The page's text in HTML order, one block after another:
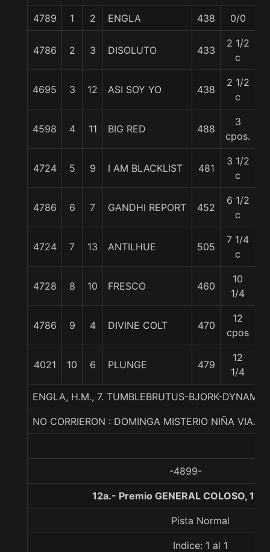
4789 1 2 ENGLA 438 0/0
4786 2 3 DISOLUTO 433
2 1/2
c
4695 3 12 ASI SOY YO 438
2 1/2
c
4598 4 11 BIG RED 488
3
cpos.
4724 5 9 I AM BLACKLIST 481
3 1/2
c
4786 6 7 GANDHI REPORT 452
6 1/2
c
4724 7 13 ANTILHUE 505
7 1/4
c
4728 8 10 FRESCO 460
10
1/4
4786 9 4 DIVINE COLT 470
12
cpos
4021 10 6 PLUNGE 479
12
1/4
ENGLA, H.M., 7. TUMBLEBRUTUS-BJORK-DYNAMIX
NO CORRIERON : DOMINGA MISTERIO NIÑA
-4899-
12a.- Premio GENERAL COLOSO,
Pista Normal
Indice: 1 al 1